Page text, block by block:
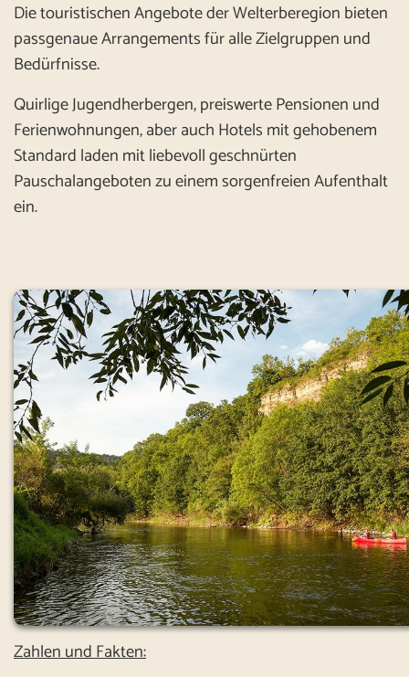
Die touristischen Angebote der Welterberegion bieten
passgenaue Arrangements für alle Zielgruppen und
Bedürfnisse.
Quirlige Jugendherbergen, preiswerte Pensionen und
Ferienwohnungen, aber auch Hotels mit gehobenem
Standard laden mit liebevoll geschnürten
Pauschalangeboten zu einem sorgenfreien Aufenthalt
ein.
Zahlen und Fakten: